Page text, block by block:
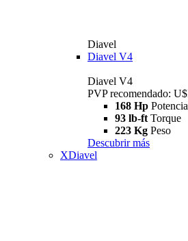
Diavel
Diavel V4
Diavel V4
PVP recomendado:
168 Hp Potencia
93 lb-ft Torque
223 Kg Peso
Descubrir más
XDiavel